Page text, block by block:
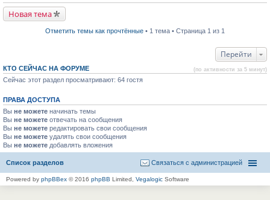
т
а
н
о
о
б
н
ю
п
р
о
н
о
м
о
о
щ
е
н
и
ю
р
в
о
р
о
ч
а
н
н
о
м
у
с
о
б
щ
е
Новая тема
Отметить темы как прочтённые • 1 тема • Страница 1 из 1
Перейти
КТО СЕЙЧАС НА ФОРУМЕ (по активности за 5 минут)
Сейчас этот раздел просматривают: 64 гостя
ПРАВА ДОСТУПА
Вы не можете начинать темы
Вы не можете отвечать на сообщения
Вы не можете редактировать свои сообщения
Вы не можете удалять свои сообщения
Вы не можете добавлять вложения
Список разделов Связаться с администрацией
Powered by phpBBex © 2016 phpBB Limited, Vegalogic Software